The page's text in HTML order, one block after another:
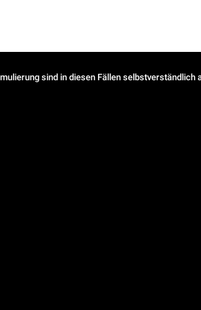
sind in diesen Fällen selbstverständlich